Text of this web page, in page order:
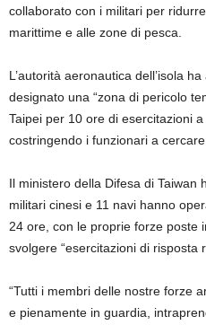
collaborato con i militari per
marittime e alle zone di pesca.
L’autorità aeronautica dell’isola
designato una “zona di pericolo
Taipei per 10 ore di esercitazioni
costringendo i funzionari a
Il ministero della Difesa di Taiwan
militari cinesi e 11 navi hanno
24 ore, con le proprie forze poste
svolgere “esercitazioni di risposta
“Tutti i membri delle nostre forze
e pienamente in guardia,